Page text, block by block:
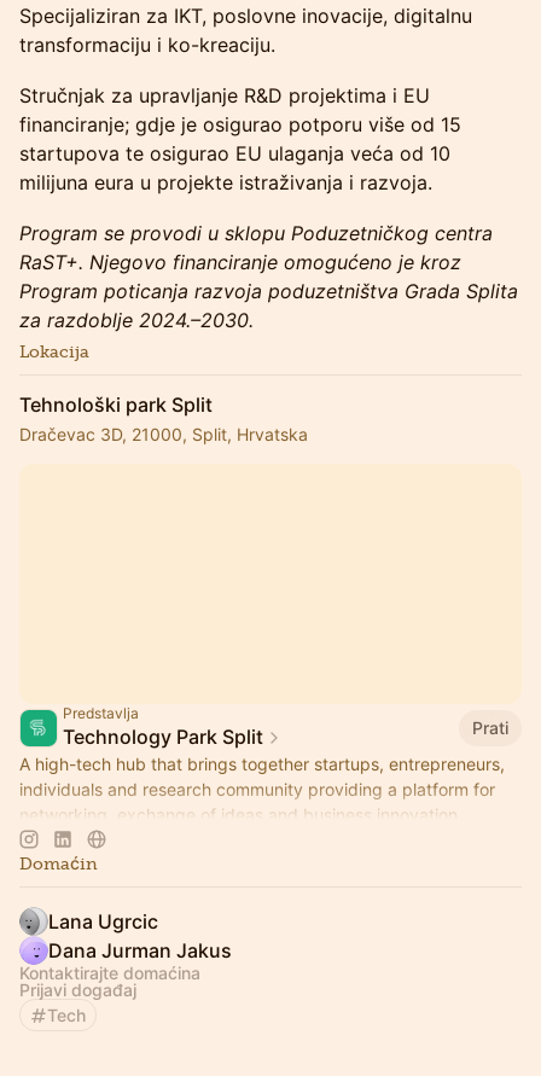
Specijaliziran za IKT, poslovne inovacije, digitalnu
transformaciju i ko-kreaciju.
Stručnjak za upravljanje R&D projektima i EU
financiranje; gdje je osigurao potporu više od 15
startupova te osigurao EU ulaganja veća od 10
milijuna eura u projekte istraživanja i razvoja.
Program se provodi u sklopu Poduzetničkog centra
RaST+. Njegovo financiranje omogućeno je kroz
Program poticanja razvoja poduzetništva Grada Splita
za razdoblje 2024.–2030.
Lokacija
Tehnološki park Split
Dračevac 3D, 21000, Split, Hrvatska
Predstavlja
Technology Park Split
Prati
A high-tech hub that brings together startups, entrepreneurs,
individuals and research community providing a platform for
networking, exchange of ideas and business innovation.
Domaćin
Lana Ugrcic
Dana Jurman Jakus
Kontaktirajte domaćina
Prijavi događaj
Tech